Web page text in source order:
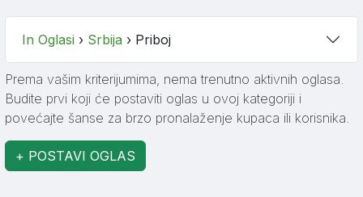
In Oglasi › Srbija › Priboj
Prema vašim kriterijumima, nema trenutno aktivnih oglasa.
Budite prvi koji će postaviti oglas u ovoj kategoriji i
povećajte šanse za brzo pronalaženje kupaca ili korisnika.
+ POSTAVI OGLAS